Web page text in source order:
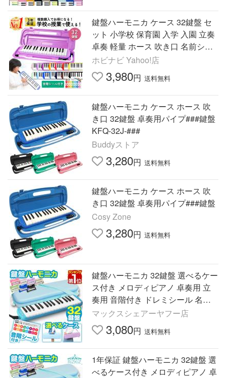
鍵盤ハーモニカ ケース 32鍵盤 セ
ット 小学校 保育園 入学 入園 立奏
卓奏 軽量 ホース 吹き口 名前シー
ル プレゼント 贈り物 新生活
ホビナビ Yahoo!店
3,980円 送料無料
鍵盤ハーモニカ ケース ホース 吹
き口 32鍵盤 卓奏用パイプ###鍵盤
KFQ-32J-###
Buddyストア
3,280円 送料無料
鍵盤ハーモニカ ケース ホース 吹
き口 32鍵盤 卓奏用パイプ###鍵盤
Cosy Zone
3,280円 送料無料
鍵盤ハーモニカ 32鍵盤 選べるケー
ス付き メロディピアノ 卓奏用 立
奏用 音階付き ドレミシール 名前
シール付き 音楽 小学校 幼稚園 RiZ
KiZ 1年保証 送料無料
マックスシェアーヤフー店
3,080円 送料無料
1年保証 鍵盤ハーモニカ 32鍵盤 選
べるケース付き メロディピアノ 卓